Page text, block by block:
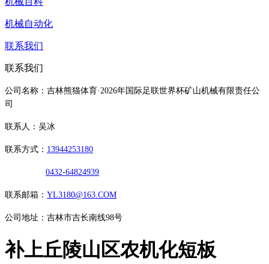
机械自动化
联系我们
联系我们
公司名称：吉林熊猫体育·2026年国际足联世界杯矿山机械有限责任公
司
联系人：吴冰
联系方式： 13944253180
0432-64824939
联系邮箱： YL3180@163.COM
公司地址：吉林市吉长南线98号
补上丘陵山区农机化短板